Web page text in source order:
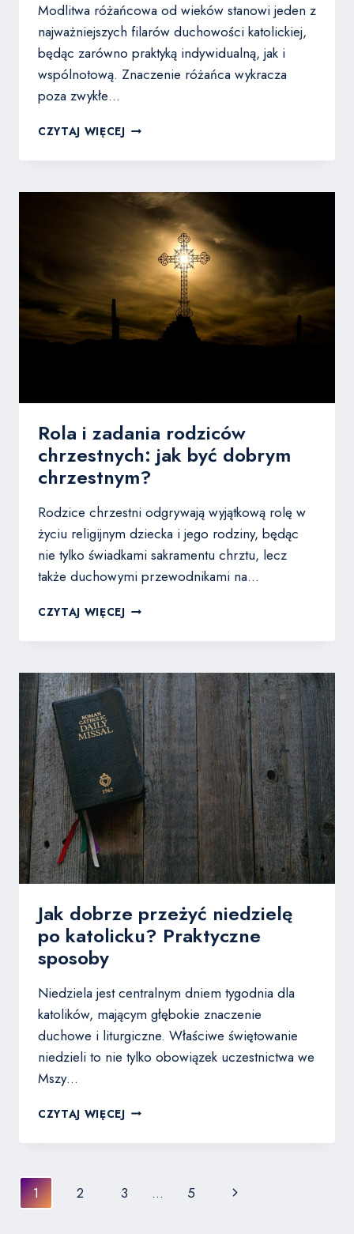
Modlitwa różańcowa od wieków stanowi jeden z
najważniejszych filarów duchowości katolickiej,
będąc zarówno praktyką indywidualną, jak i
wspólnotową. Znaczenie różańca wykracza
poza zwykłe…
CZYTAJ WIĘCEJOBIETNICE
OD
BOŻEJ
DLA
ODMAWIAJĄCYCH
MODLITWĘ
Rola i zadania rodziców
chrzestnych: jak być dobrym
chrzestnym?
Rodzice chrzestni odgrywają wyjątkową rolę w
życiu religijnym dziecka i jego rodziny, będąc
nie tylko świadkami sakramentu chrztu, lecz
także duchowymi przewodnikami na…
CZYTAJ WIĘCEJROLA
ZADANIA
CHRZESTNYCH:
JAK
BYĆ
DOBRYM
CHRZESTNYM?
Jak dobrze przeżyć niedzielę
po katolicku? Praktyczne
sposoby
Niedziela jest centralnym dniem tygodnia dla
katolików, mającym głębokie znaczenie
duchowe i liturgiczne. Właściwe świętowanie
niedzieli to nie tylko obowiązek uczestnictwa we
Mszy…
CZYTAJ WIĘCEJJAK
PRZEŻYĆ
KATOLICKU?
Nawigacja
strony
1 2 3 … 5
Następna